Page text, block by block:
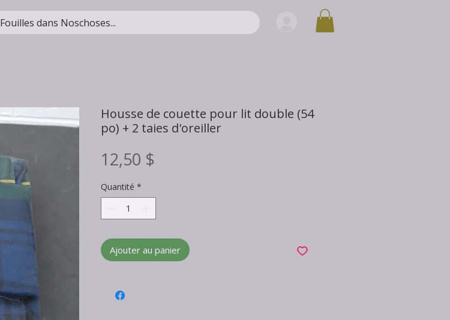
Fouilles dans Noschoses...
Housse de couette pour lit double (54
po) + 2 taies d'oreiller
12,50 $
Quantité *
Ajouter au panier